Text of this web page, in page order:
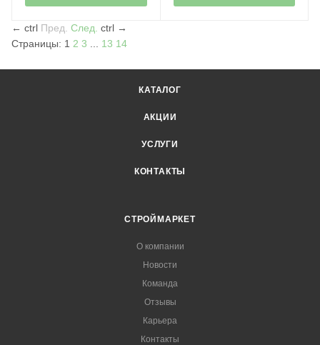
← ctrl Пред. След. ctrl →
Страницы: 1 2 3 13 14
КАТАЛОГ
АКЦИИ
УСЛУГИ
КОНТАКТЫ
СТРОЙМАРКЕТ
О компании
Новости
Команда
Отзывы
Карьера
Контакты